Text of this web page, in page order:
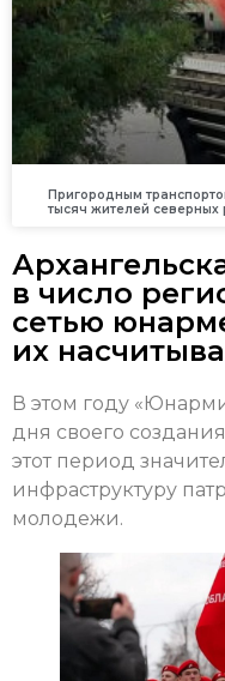
Пригородным
тысяч жителей северных
в число
сетью
их
В этом году
дня своего
этот период
инфраструктуру
молодежи.